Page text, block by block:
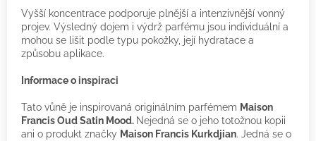
Vyšší koncentrace podporuje plnější a intenzivnější vonný
projev. Výsledný dojem i výdrž parfému jsou individuální a
mohou se lišit podle typu pokožky, její hydratace a
způsobu aplikace.
Informace o inspiraci
Tato vůně je inspirovaná originálním parfémem Maison
Francis Oud Satin Mood. Nejedná se o jeho totožnou kopii
ani o produkt značky Maison Francis Kurkdjian. Jedná se o